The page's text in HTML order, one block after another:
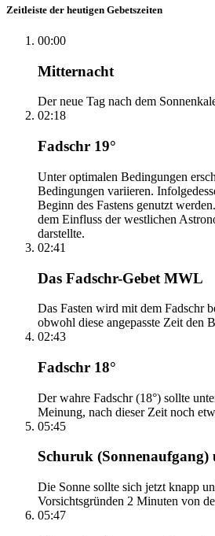
Zeitleiste der heutigen Gebetszeiten
00:00
Mitternacht
Der neue Tag nach dem
02:18
Fadschr 19°
Unter optimalen Bedingungen
Bedingungen variieren.
Beginn des Fastens genutzt
dem Einfluss der westlichen
darstellte.
02:41
Das Fadschr-Gebet MWL
Das Fasten wird mit dem Fadschr
obwohl diese angepasste Zeit den
02:43
Fadschr 18°
Der wahre Fadschr (18°) sollte
Meinung, nach dieser Zeit noch
05:45
Schuruk
Die Sonne sollte sich jetzt knapp
Vorsichtsgründen 2 Minuten von
05:47